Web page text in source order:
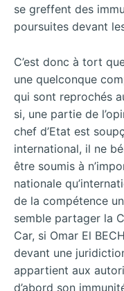
se greffent des
poursuites devant
C’est donc à tort
une quelconque
qui sont reprochés
si, une partie de
chef d’Etat est
international, il ne
être soumis à
nationale
de la compétence
semble partager la
Car, si Omar El
devant une
appartient aux
d’abord son